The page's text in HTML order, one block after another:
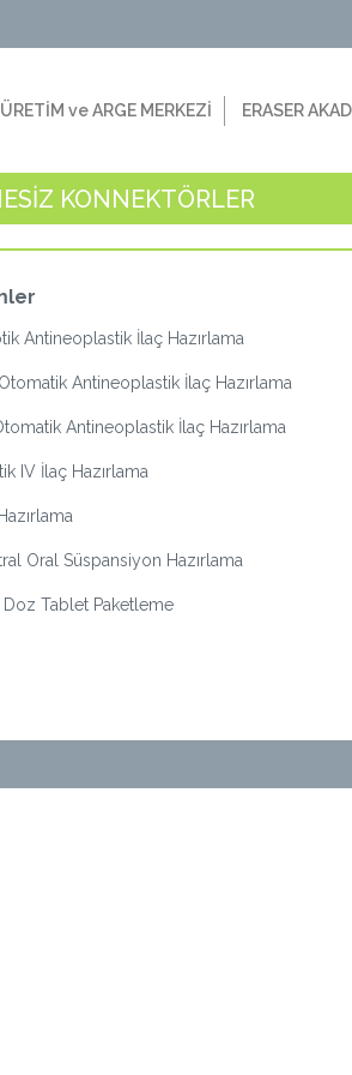
ÜRETİM ve ARGE MERKEZİ ERASER
KONNEKTÖRLER
Antineoplastik İlaç Hazırlama
Antineoplastik İlaç Hazırlama
Antineoplastik İlaç Hazırlama
IV İlaç Hazırlama
Oral Süspansiyon Hazırlama
Tablet Paketleme